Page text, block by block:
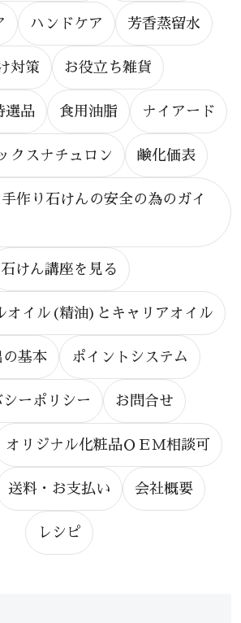
ハンドケア 芳香蒸留水
対策 お役立ち雑貨
選品 食用油脂 ナイアード
クスナチュロン 鹸化価表
作り石けんの安全の為のガイ
石けん講座を見る
オイル(精油)とキャリアオイル
の基本 ポイントシステム
シーポリシー お問合せ
オリジナル化粧品ＯＥＭ相談可
送料・お支払い 会社概要
レシピ